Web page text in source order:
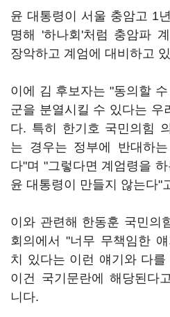
윤 대통령이 서울 충암고 1
명해 '하나회'처럼 충암파
장악하고 계엄에 대비하고
이에 김 후보자는 "동의할
군을 분열시킬 수 있다는 우
다. 특히 한기호 국민의힘
는 경우는 정부에 반대하
다"며 "그렇다면 계엄령을
윤 대통령이 만들지 않는다"
이와 관련해 한동훈 국민의
회의에서 "너무 무책임한
치 있다는 이런 얘기와 다
이건 국기문란에 해당된다
니다.